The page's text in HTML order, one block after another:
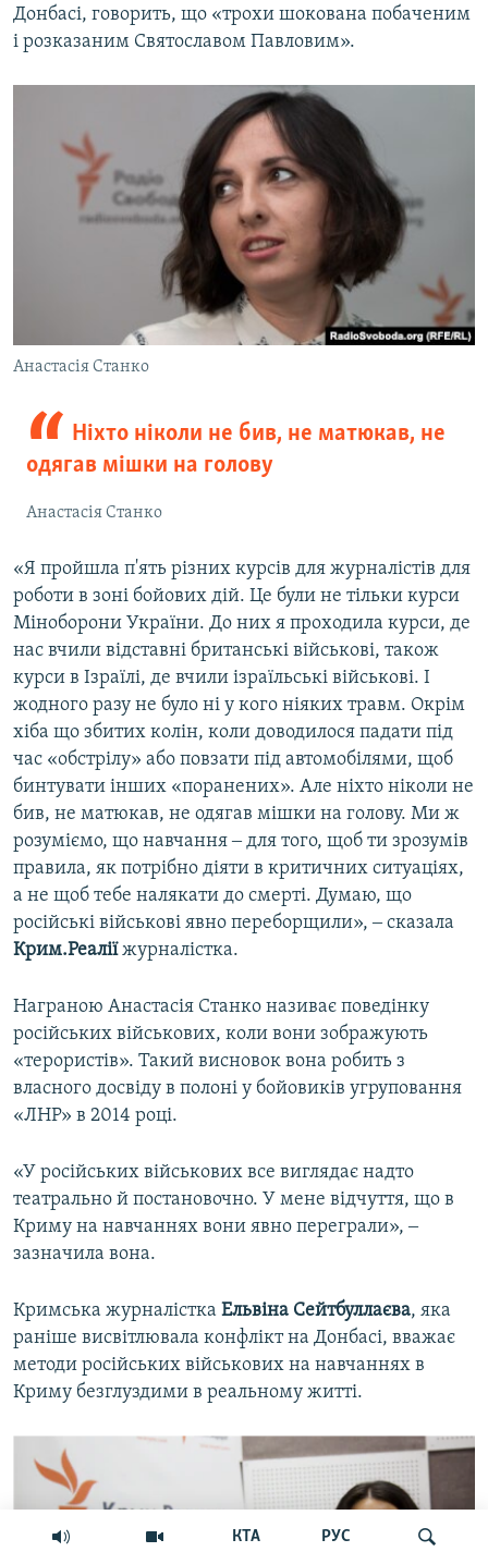
КТА РУС
Донбасі, говорить, що «трохи шокована побаченим
і розказаним Святославом Павловим».
Анастасія Станко
Ніхто ніколи не бив, не матюкав, не
одягав мішки на голову
Анастасія Станко
«Я пройшла п'ять різних курсів для журналістів для
роботи в зоні бойових дій. Це були не тільки курси
Міноборони України. До них я проходила курси, де
нас вчили відставні британські військові, також
курси в Ізраїлі, де вчили ізраїльські військові. І
жодного разу не було ні у кого ніяких травм. Окрім
хіба що збитих колін, коли доводилося падати під
час «обстрілу» або повзати під автомобілями, щоб
бинтувати інших «поранених». Але ніхто ніколи не
бив, не матюкав, не одягав мішки на голову. Ми ж
розуміємо, що навчання ‒ для того, щоб ти зрозумів
правила, як потрібно діяти в критичних ситуаціях,
а не щоб тебе налякати до смерті. Думаю, що
російські військові явно переборщили», ‒ сказала
Крим.Реаліїжурналістка.
Награною Анастасія Станко називає поведінку
російських військових, коли вони зображують
«терористів». Такий висновок вона робить з
власного досвіду в полоні у бойовиків угруповання
«ЛНР» в 2014 році.
«У російських військових все виглядає надто
театрально й постановочно. У мене відчуття, що в
Криму на навчаннях вони явно переграли», ‒
зазначила вона.
Кримська журналістка Ельвіна Сейтбуллаєва, яка
раніше висвітлювала конфлікт на Донбасі, вважає
методи російських військових на навчаннях в
Криму безглуздими в реальному житті.